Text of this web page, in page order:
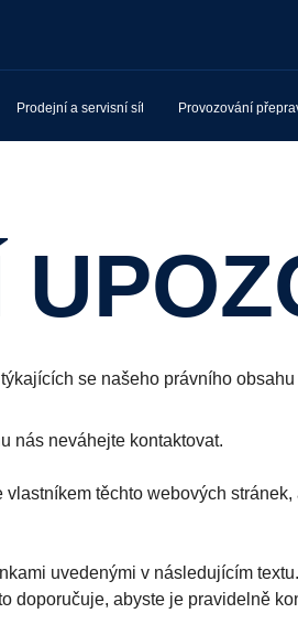
Prodejní a servisní síť Provozování
se našeho právního
nás neváhejte kontaktovat.
těchto webových
uvedenými v následujícím
doporučuje, abyste je pravidelně